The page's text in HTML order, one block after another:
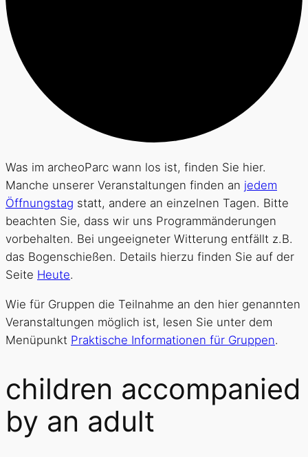
Was im archeoParc wann los ist, finden Sie hier.
Manche unserer Veranstaltungen finden an jedem
Öffnungstag statt, andere an einzelnen Tagen. Bitte
beachten Sie, dass wir uns Programmänderungen
vorbehalten. Bei ungeeigneter Witterung entfällt z.B.
das Bogenschießen. Details hierzu finden Sie auf der
Seite Heute.
Wie für Gruppen die Teilnahme an den hier genannten
Veranstaltungen möglich ist, lesen Sie unter dem
Menüpunkt Praktische Informationen für Gruppen.
children accompanied
by an adult